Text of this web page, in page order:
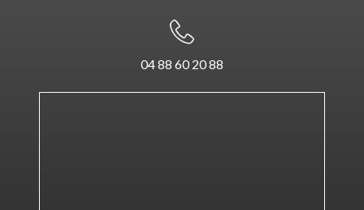
04 88 60 20 88